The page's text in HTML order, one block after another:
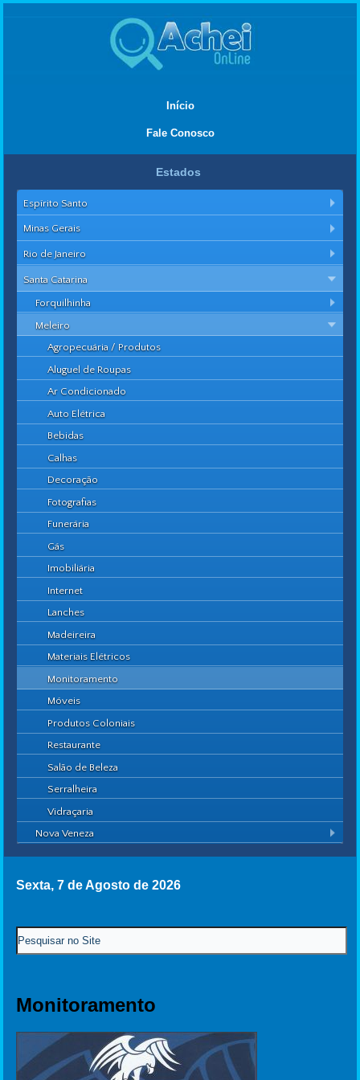
Início
Fale Conosco
Estados
Espírito Santo
Minas Gerais
Rio de Janeiro
Santa Catarina
Forquilhinha
Meleiro
Agropecuária / Produtos
Aluguel de Roupas
Ar Condicionado
Auto Elétrica
Bebidas
Calhas
Decoração
Fotografias
Funerária
Gás
Imobiliária
Internet
Lanches
Madeireira
Materiais Elétricos
Monitoramento
Móveis
Produtos Coloniais
Restaurante
Salão de Beleza
Serralheira
Vidraçaria
Nova Veneza
Sexta, 7 de Agosto de 2026
Monitoramento